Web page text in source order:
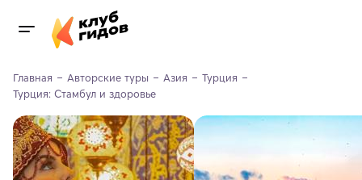
Главная Авторские туры Азия
Турция
Турция: Стамбул и здоровье